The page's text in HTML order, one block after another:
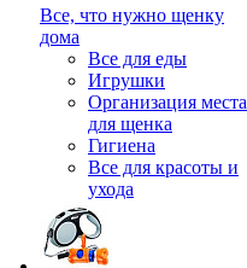
Все, что нужно щенку
дома
Все для еды
Игрушки
Организация места
для щенка
Гигиена
Все для красоты и
ухода